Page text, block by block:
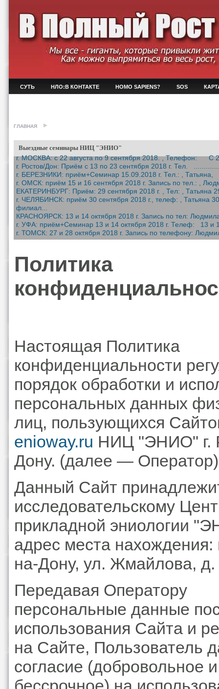
СУТЬ НЛО:В КОНТАКТЕ HOMO SAPIENS? SOS
ГЛАВНАЯ
Выездные семинары НИЦ "ЭНИО"
г. МОСКВА: с 22 августа по 9 сентября 2018. , Телефон: С
г. Ростов/Дон: Приём c 13 по 23 сентября 2018 г. Тел.
г. БЕРЕЗНИКИ: приём+Семинар 15.09.2018 г. Тел.: , Татьяна,
г. ОМСК: приём 15 и 16 сентября 2018 г. Запись по тел.: ,
ЕКАТЕРИНБУРГ: Приём: 29 сентября 2018 г. , Тел: , Татьяна
г. ЧЕЛЯБИНСК: приём 30 сентября 2018 г., телеф: , Татьяна
филиал...
КРАСНОЯРСК: 13 и 14 октября 2018 г. Запись по тел:
г. УФА: приём+Семинар 13 и 14 октября 2018 г. Телеф: 13 и
г. ТОМСК: 27 и 28 октября 2018 г. Запись по телефону:
Политика
Настоящая Политика
конфиденциальности
порядок обработки и
персональных данных
лиц, пользующихся
enioway.ru НИЦ "ЭНИО" г.
Дону. (далее —
Данный Сайт
исследовательскому
прикладной эниологии
адрес места нахождения:
на-Дону, ул. Жмайлова,
Передавая Оператору
персональные данные
использования Сайта и
на Сайте, Пользователь
согласие (добровольное и